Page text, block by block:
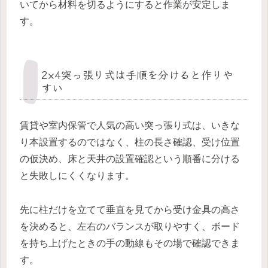
いてから材料を切るようにすると作業が安定しま
す。
2×4突っ張り式は手順を分けると作りや
すい
賃貸や室内保管で人気の高い突っ張り式は、いきな
り本設置するのではなく、柱の長さ確認、受け位置
の仮決め、床と天井の設置確認という順番に分ける
と失敗しにくくなります。
先に柱だけを立てて垂直を見てから受け金具の高さ
を決めると、左右のバランスが取りやすく、ボード
を持ち上げたときの手の動線もその場で確認できま
す。